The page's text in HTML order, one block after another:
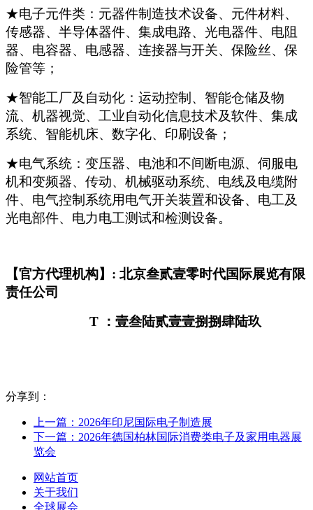
★电子元件类：元器件制造技术设备、元件材料、
传感器、半导体器件、集成电路、光电器件、电阻
器、电容器、电感器、连接器与开关、保险丝、保
险管等；
★智能工厂及自动化：运动控制、智能仓储及物
流、机器视觉、工业自动化信息技术及软件、集成
系统、智能机床、数字化、印刷设备；
★电气系统：变压器、电池和不间断电源、伺服电
机和变频器、传动、机械驱动系统、电线及电缆附
件、电气控制系统用电气开关装置和设备、电工及
光电部件、电力电工测试和检测设备。
【官方代理机构】: 北京叁贰壹零时代国际展览有限
责任公司
T
：壹叁陆贰壹壹捌捌肆陆玖
分享到：
上一篇：2026年印尼国际电子制造展
下一篇：2026年德国柏林国际消费类电子及家用电器展
览会
网站首页
关于我们
全球展会